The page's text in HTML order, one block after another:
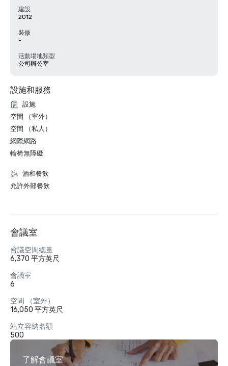
建設
2012
裝修
-
活動場地類型
公司辦公室
設施和服務
設施
空間 （室外）
空間 （私人）
網際網路
輪椅無障礙
酒和餐飲
允許外部餐飲
會議室
會議空間總量
6,370 平方英尺
會議室
6
空間 （室外）
16,050 平方英尺
站立容納名額
500
了解會議室